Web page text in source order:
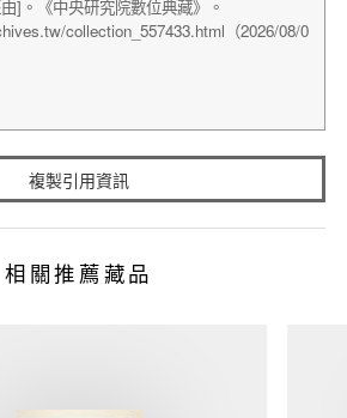
複製引用資訊
相關推薦藏品